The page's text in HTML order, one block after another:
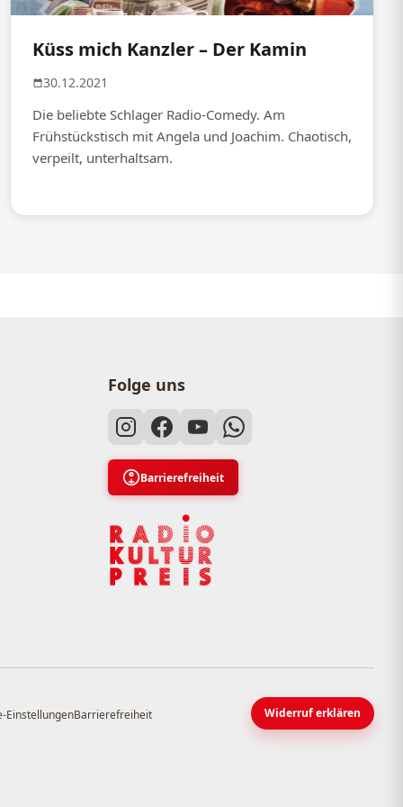
Küss mich Kanzler – Der Kamin
30.12.2021
Die beliebte Schlager Radio-Comedy. Am
Frühstückstisch mit Angela und Joachim. Chaotisch,
verpeilt, unterhaltsam.
Folge uns
Barrierefreiheit
EinstellungenBarrierefreiheit Widerruf erklären